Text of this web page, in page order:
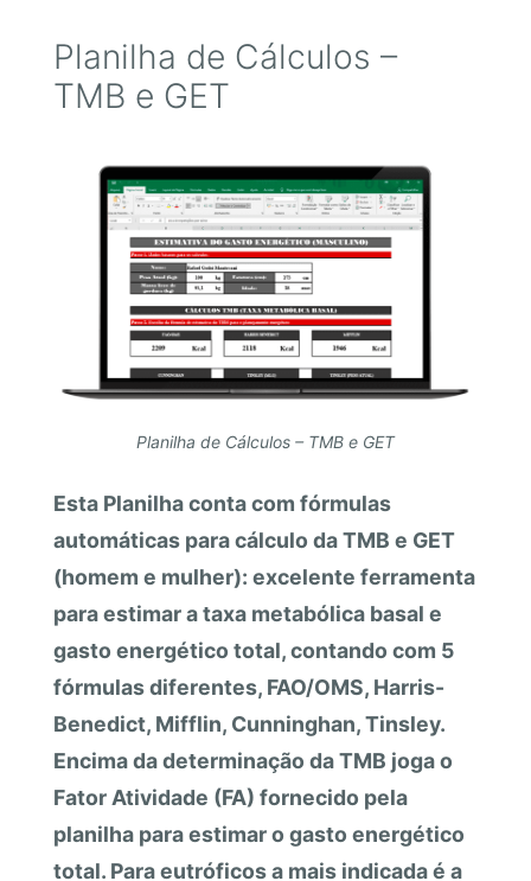
Planilha de Cálculos –
TMB e GET
Planilha de Cálculos – TMB e GET
Esta Planilha conta com fórmulas
automáticas para cálculo da TMB e GET
(homem e mulher): excelente ferramenta
para estimar a taxa metabólica basal e
gasto energético total, contando com 5
fórmulas diferentes, FAO/OMS, Harris-
Benedict, Mifflin, Cunninghan, Tinsley.
Encima da determinação da TMB joga o
Fator Atividade (FA) fornecido pela
planilha para estimar o gasto energético
total. Para eutróficos a mais indicada é a